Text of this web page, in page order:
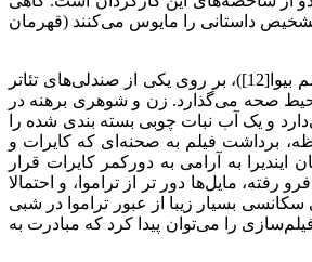
و روند تشخیص داستانی را مایوس می‌کنند (قهرمان
در فیلم کایرات[10]، اولین اثر فوق العاده اُمیربایف، قهرمان نامی داستان(با بازیگری کایرات ماهمتو[11]) در اولین قرار ملاقات خود با ایندیرا(با بازیگری ایندیرا جکسم بیوا[12])، بر روی یکی از صندلی‌های تئاتر
صحه می‌گذارد. زن و شوهری برهنه در
و یک آب نبات چوبی بسته بندی شده را
برداشت فیلم به صحنه‌ای که کایرات و
به آرامی به دورکمر کایرات قرار
مایل‌ها دور تر از تراموا، و احتمالا
بسیار زیبا از عبور تراموا در شبی
را می‌توان پیدا کرد که مبادرت به